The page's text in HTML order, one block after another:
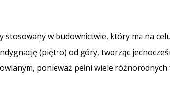
w budownictwie, który ma na
(piętro) od góry, tworząc
ponieważ pełni wiele różnorodnych